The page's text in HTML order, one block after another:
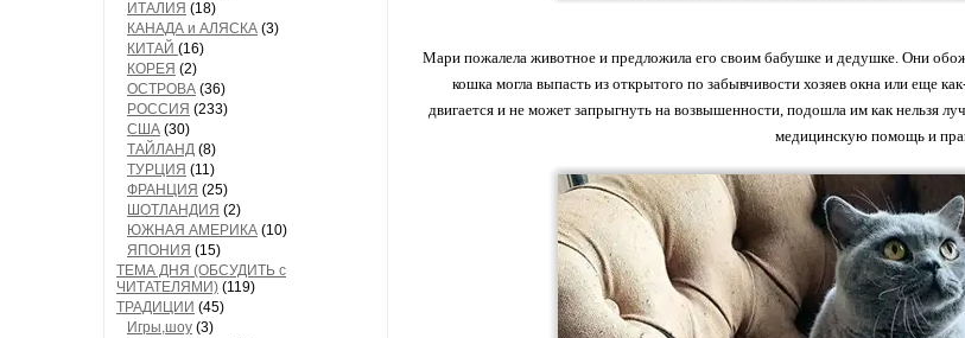
ИТАЛИЯ (18)
КАНАДА и АЛЯСКА (3)
КИТАЙ (16)
КОРЕЯ (2)
ОСТРОВА (36)
РОССИЯ (233)
США (30)
ТАЙЛАНД (8)
ТУРЦИЯ (11)
ФРАНЦИЯ (25)
ШОТЛАНДИЯ (2)
ЮЖНАЯ АМЕРИКА (10)
ЯПОНИЯ (15)
ТЕМА ДНЯ (ОБСУДИТЬ с
ЧИТАТЕЛЯМИ) (119)
ТРАДИЦИИ (45)
Игры,шоу (3)
Мари пожалела животное и предложила его своим бабушке и дедушке. Они
кошка могла выпасть из открытого по забывчивости хозяев окна или еще
двигается и не может запрыгнуть на возвышенности, подошла им как нельзя
медицинскую помощь и